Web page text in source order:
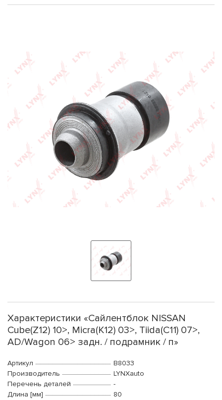
Характеристики «Сайлентблок NISSAN
Cube(Z12) 10>, Micra(K12) 03>, Tiida(C11) 07>,
AD/Wagon 06> задн. / подрамник / п»
Артикул
B8033
Производитель
LYNXauto
Перечень деталей
-
Длина [мм]
80